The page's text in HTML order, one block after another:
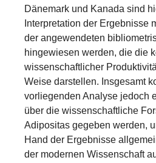
Dänemark und Kanada sind
Interpretation der Ergebnisse
der angewendeten
hingewiesen werden, die die
wissenschaftlicher
Weise darstellen. Insgesamt
vorliegenden Analyse jedoch
über die wissenschaftliche
Adipositas gegeben werden,
Hand der Ergebnisse
der modernen Wissenschaft